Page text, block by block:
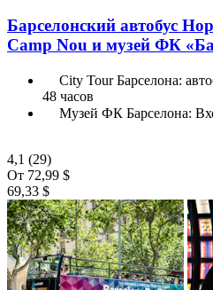
Барселонский автобус
Camp Nou и музей ФК
City Tour Барселона:
48 часов
Музей ФК Барселона:
4,1 (29)
От 72,99 $
69,33 $